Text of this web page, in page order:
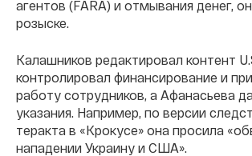
агентов (FARA) и отмывания денег,
розыске.
Калашников редактировал контент
контролировал финансирование и
работу сотрудников, а Афанасьева
указания. Например, по версии
теракта в «Крокусе» она просила
нападении Украину и США».